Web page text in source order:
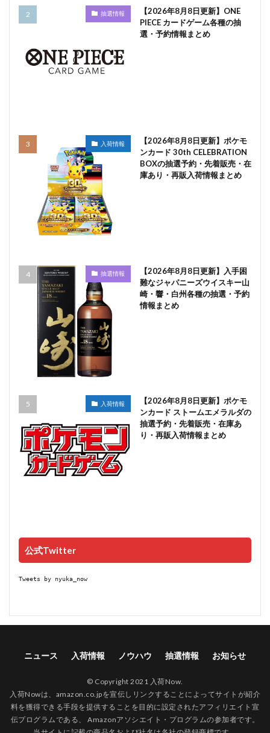
抽選情報
【2026年8月8日更新】ONE
PIECE カードゲーム各種の抽
選・予約情報まとめ
入荷情報
【2026年8月8日更新】ポケモ
ンカード 30th CELEBRATION
BOXの抽選予約・先着販売・在
庫あり・再販入荷情報まとめ
抽選情報
【2026年8月8日更新】入手困
難なジャパニーズウイスキー山
崎・響・白州各種の抽選・予約
情報まとめ
入荷情報
【2026年8月8日更新】ポケモ
ンカード ストームエメラルダの
抽選予約・先着販売・在庫あ
り・再販入荷情報まとめ
公式Twitter
Tweets by nyuka_now
ニュース 入荷情報 ノウハウ 抽選情報 お知らせ
© Copyright 2021 入荷Now.
入荷Nowは、amazon.co.jpを宣伝しリンクすることによってサイトが紹介
料を獲得できる手段を提供することを目的に設定されたアフィリエイト宣
伝プログラムである、 Amazonアソシエイト・プログラムの参加者です。